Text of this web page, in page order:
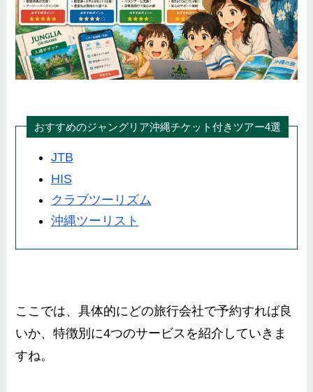
おすすめのジャングリア沖縄チケット付きツアー4選
JTB
HIS
クラブツーリズム
沖縄ツーリスト
ここでは、具体的にどの旅行会社で予約すれば良
いか、特徴別に4つのサービスを紹介していきま
すね。